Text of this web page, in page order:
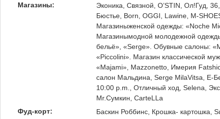
Магазины:
Эконика, Связной, O’STIN, Ол!Гуд,
Бюстье, Born, OGGI, Lawine, M-
Магазиныженской одежды: «Noche
Магазинымодной молодежной
бельё», «Serge». Обувные салоны:
«Piccolini». Магазин классической
«Majami», Mazzonetto, Имерия
салон Мальдина, Serge MilaVitsa, Е-
10:00 p.m., Отличный ход, Selena,
Mr.Сумкин, CarteLLa
Фуд-корт:
Баскин Роббинс, Крошка- картошка,